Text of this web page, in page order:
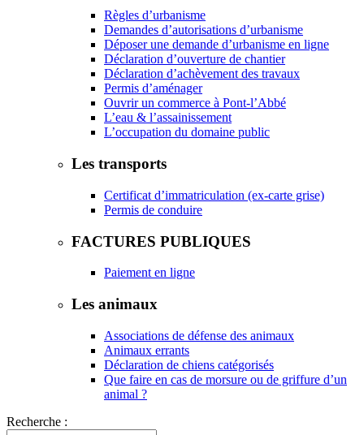
Règles d’urbanisme
Demandes d’autorisations d’urbanisme
Déposer une demande d’urbanisme en ligne
Déclaration d’ouverture de chantier
Déclaration d’achèvement des travaux
Permis d’aménager
Ouvrir un commerce à Pont-l’Abbé
L’eau & l’assainissement
L’occupation du domaine public
Les transports
Certificat d’immatriculation (ex-carte grise)
Permis de conduire
FACTURES PUBLIQUES
Paiement en ligne
Les animaux
Associations de défense des animaux
Animaux errants
Déclaration de chiens catégorisés
Que faire en cas de morsure ou de griffure d’un
animal ?
Recherche :